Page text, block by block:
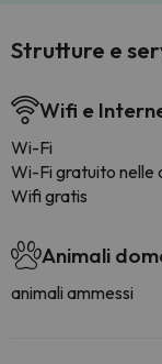
Strutture e
Wifi e
Wi-Fi
Wi-Fi gratuito nelle
Wifi gratis
Animali
animali ammessi